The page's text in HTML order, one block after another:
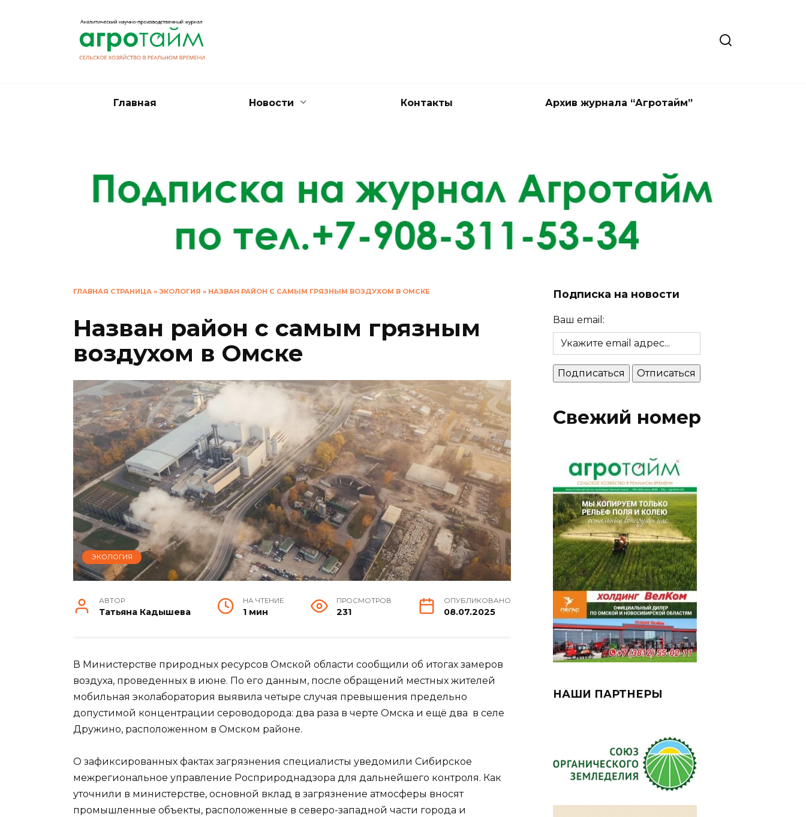
Главная Новости Контакты Архив журнала “Агротайм”
ГЛАВНАЯ СТРАНИЦА » ЭКОЛОГИЯ » НАЗВАН РАЙОН С САМЫМ ГРЯЗНЫМ ВОЗДУХОМ В ОМСКЕ
Назван район с самым грязным
воздухом в Омске
ЭКОЛОГИЯ
АВТОР
Татьяна Кадышева
НА ЧТЕНИЕ
1 мин
ПРОСМОТРОВ
231
ОПУБЛИКОВАНО
08.07.2025
В Министерстве природных ресурсов Омской области сообщили об итогах замеров
воздуха, проведенных в июне. По его данным, после обращений местных жителей
мобильная эколаборатория выявила четыре случая превышения предельно
допустимой концентрации сероводорода: два раза в черте Омска и ещё два в селе
Дружино, расположенном в Омском районе.
О зафиксированных фактах загрязнения специалисты уведомили Сибирское
межрегиональное управление Росприроднадзора для дальнейшего контроля. Как
уточнили в министерстве, основной вклад в загрязнение атмосферы вносят
промышленные объекты, расположенные в северо-западной части города и
Подписка на новости
Ваш email:
Свежий номер
НАШИ ПАРТНЕРЫ